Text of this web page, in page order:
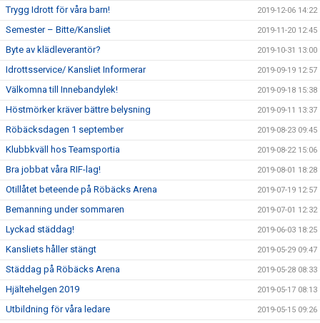
Trygg Idrott för våra barn! 2019-12-06 14:22
Semester – Bitte/Kansliet 2019-11-20 12:45
Byte av klädleverantör? 2019-10-31 13:00
Idrottsservice/ Kansliet Informerar 2019-09-19 12:57
Välkomna till Innebandylek! 2019-09-18 15:38
Höstmörker kräver bättre belysning 2019-09-11 13:37
Röbäcksdagen 1 september 2019-08-23 09:45
Klubbkväll hos Teamsportia 2019-08-22 15:06
Bra jobbat våra RIF-lag! 2019-08-01 18:28
Otillåtet beteende på Röbäcks Arena 2019-07-19 12:57
Bemanning under sommaren 2019-07-01 12:32
Lyckad städdag! 2019-06-03 18:25
Kansliets håller stängt 2019-05-29 09:47
Städdag på Röbäcks Arena 2019-05-28 08:33
Hjältehelgen 2019 2019-05-17 08:13
Utbildning för våra ledare 2019-05-15 09:26